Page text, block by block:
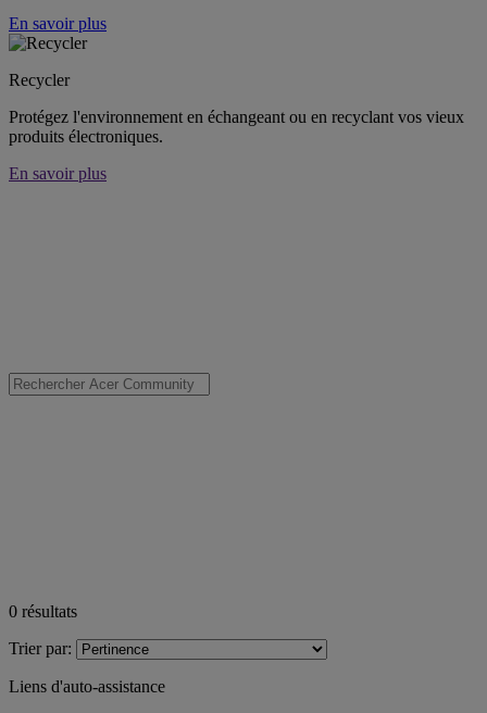
En savoir plus
Recycler
Protégez l'environnement en échangeant ou en recyclant vos vieux
produits électroniques.
En savoir plus
0 résultats
Trier par:
Liens d'auto-assistance